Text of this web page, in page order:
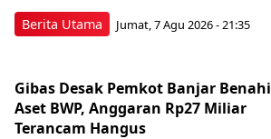
Berita Utama Jumat, 7 Agu 2026 - 21:35
Gibas Desak Pemkot Banjar Benahi
Aset BWP, Anggaran Rp27 Miliar
Terancam Hangus